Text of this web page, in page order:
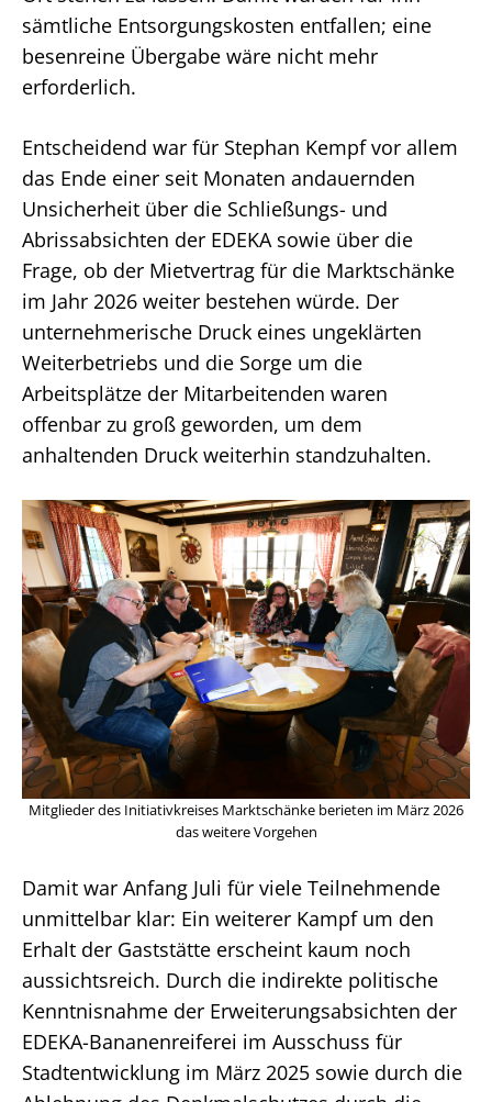
sämtliche Entsorgungskosten entfallen; eine
besenreine Übergabe wäre nicht mehr
erforderlich.
Entscheidend war für Stephan Kempf vor allem
das Ende einer seit Monaten andauernden
Unsicherheit über die Schließungs- und
Abrissabsichten der EDEKA sowie über die
Frage, ob der Mietvertrag für die Marktschänke
im Jahr 2026 weiter bestehen würde. Der
unternehmerische Druck eines ungeklärten
Weiterbetriebs und die Sorge um die
Arbeitsplätze der Mitarbeitenden waren
offenbar zu groß geworden, um dem
anhaltenden Druck weiterhin standzuhalten.
Mitglieder des Initiativkreises Marktschänke berieten im März 2026
das weitere Vorgehen
Damit war Anfang Juli für viele Teilnehmende
unmittelbar klar: Ein weiterer Kampf um den
Erhalt der Gaststätte erscheint kaum noch
aussichtsreich. Durch die indirekte politische
Kenntnisnahme der Erweiterungsabsichten der
EDEKA-Bananenreiferei im Ausschuss für
Stadtentwicklung im März 2025 sowie durch die